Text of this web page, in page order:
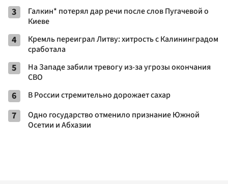
3
Галкин* потерял дар речи после слов Пугачевой о
Киеве
4
Кремль переиграл Литву: хитрость с Калининградом
сработала
5
На Западе забили тревогу из-за угрозы окончания
СВО
6 В России стремительно дорожает сахар
7
Одно государство отменило признание Южной
Осетии и Абхазии